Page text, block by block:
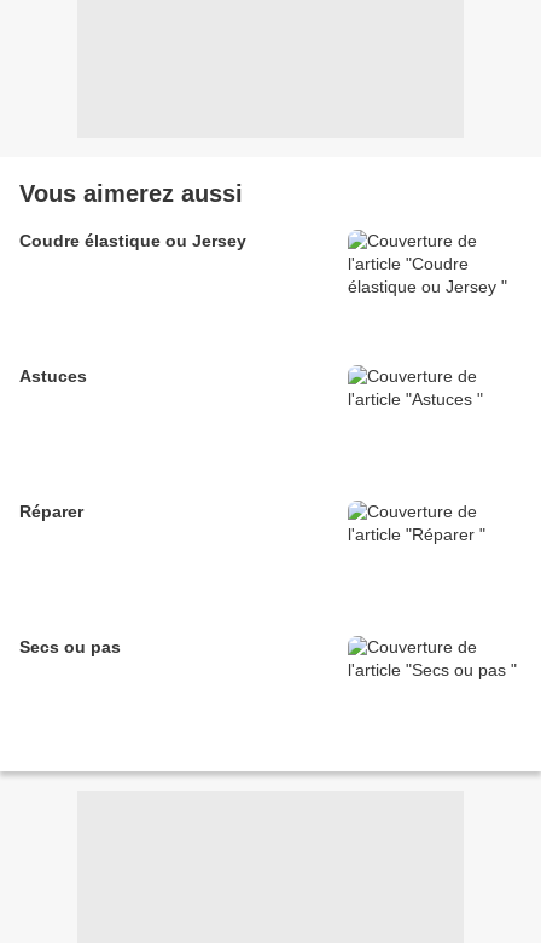
Vous aimerez aussi
Coudre élastique ou Jersey
Astuces
Réparer
Secs ou pas